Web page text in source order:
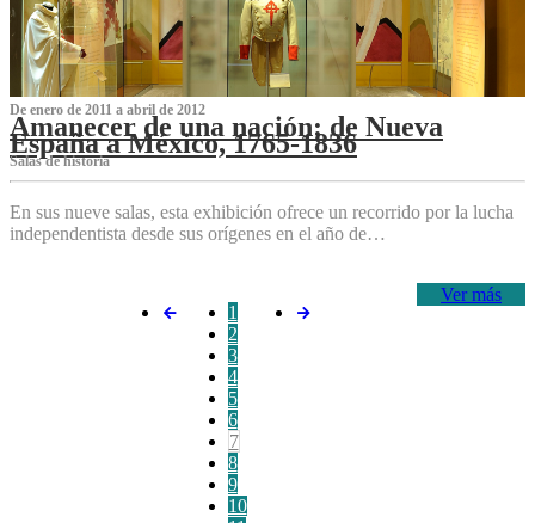
De enero de 2011 a abril de 2012
Amanecer de una nación: de Nueva
España a México, 1765-1836
Salas de historia
En sus nueve salas, esta exhibición ofrece un recorrido por la lucha
independentista desde sus orígenes en el año de…
Ver más
1
2
3
4
5
6
7
8
9
10